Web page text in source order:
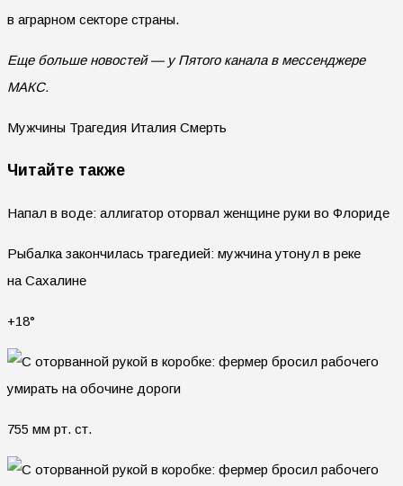
в аграрном секторе страны.
Еще больше новостей — у Пятого канала в мессенджере
МАКС.
Мужчины Трагедия Италия Смерть
Читайте также
Напал в воде: аллигатор оторвал женщине руки во Флориде
Рыбалка закончилась трагедией: мужчина утонул в реке
на Сахалине
+18°
755 мм рт. ст.